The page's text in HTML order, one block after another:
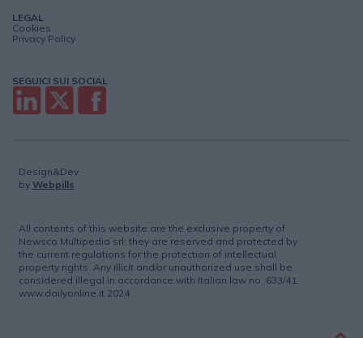
LEGAL
Cookies
Privacy Policy
SEGUICI SUI SOCIAL
Design&Dev
by Webpills
All contents of this website are the exclusive property of
Newsco Multipedia srl; they are reserved and protected by
the current regulations for the protection of intellectual
property rights. Any illicit and/or unauthorized use shall be
considered illegal in accordance with Italian law no. 633/41.
www.dailyonline.it 2024